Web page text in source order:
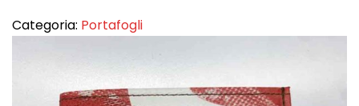
Categoria: Portafogli